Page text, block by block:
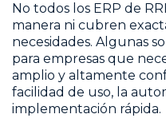
No todos los ERP de
manera ni cubren
necesidades. Algunas
para empresas que
amplio y altamente
facilidad de uso, la
implementación rápida.